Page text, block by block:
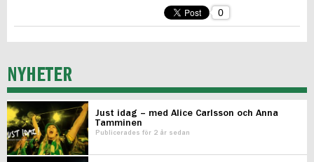
0
NYHETER
Just idag – med Alice Carlsson och Anna
Tamminen
Publicerades för 2 år sedan